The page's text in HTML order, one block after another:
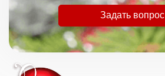
Задать вопрос